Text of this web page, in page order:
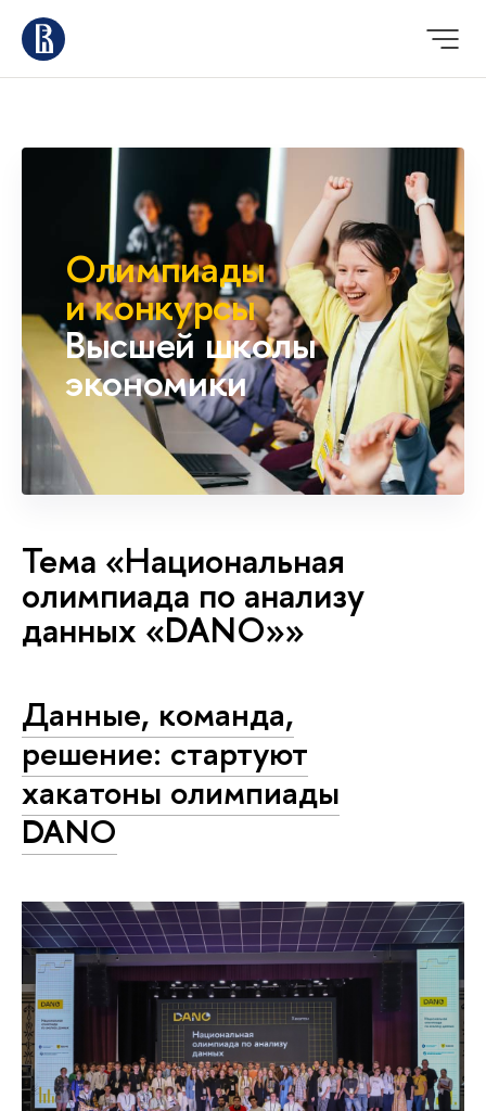
Олимпиады
и конкурсы
Высшей школы
экономики
Тема «Национальная
олимпиада по анализу
данных «DANO»»
Данные, команда,
решение: стартуют
хакатоны олимпиады
DANO